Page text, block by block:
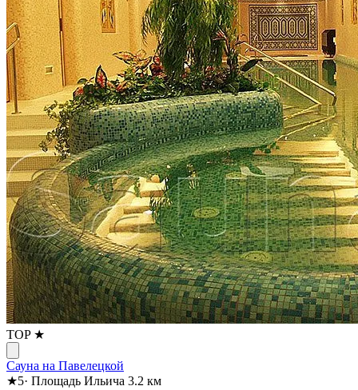
TOP ★
Сауна на Павелецкой
★5· Площадь Ильича 3.2 км